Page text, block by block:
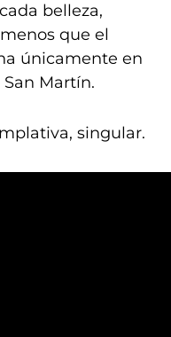
belleza,
que el
únicamente en
Martín.
singular.